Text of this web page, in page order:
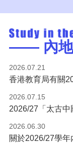
—— 內地
2026.07.21
2026.07.15
2026/27「太古中
2026.06.30